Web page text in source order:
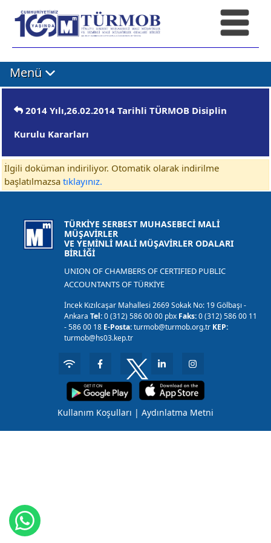
Menü
2014 Yılı,26.02.2014 Tarihli TÜRMOB Disiplin
Kurulu Kararları
İlgili doküman indiriliyor. Otomatik olarak indirilme
başlatılmazsa tıklayınız.
TÜRKİYE SERBEST MUHASEBECİ MALİ
MÜŞAVİRLER
VE YEMİNLİ MALİ MÜŞAVİRLER ODALARI
BİRLİĞİ
UNION OF CHAMBERS OF CERTIFIED PUBLIC
ACCOUNTANTS OF TÜRKİYE
İncek Kızılcaşar Mahallesi 2669 Sokak No: 19 Gölbaşı -
AnkaraTel:0 (312) 586 00 00 pbx Faks:0 (312) 586 00 11
- 586 00 18 E-Posta:turmob@turmob.org.tr KEP:
turmob@hs03.kep.tr
Kullanım Koşulları | Aydınlatma Metni